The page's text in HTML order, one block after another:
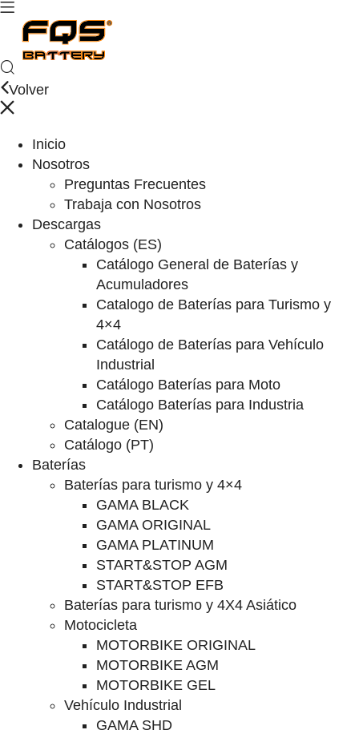
Volver
Inicio
Nosotros
Preguntas Frecuentes
Trabaja con Nosotros
Descargas
Catálogos (ES)
Catálogo General de Baterías y
Acumuladores
Catalogo de Baterías para Turismo y
4×4
Catálogo de Baterías para Vehículo
Industrial
Catálogo Baterías para Moto
Catálogo Baterías para Industria
Catalogue (EN)
Catálogo (PT)
Baterías
Baterías para turismo y 4×4
GAMA BLACK
GAMA ORIGINAL
GAMA PLATINUM
START&STOP AGM
START&STOP EFB
Baterías para turismo y 4X4 Asiático
Motocicleta
MOTORBIKE ORIGINAL
MOTORBIKE AGM
MOTORBIKE GEL
Vehículo Industrial
GAMA SHD